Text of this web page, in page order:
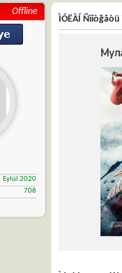
Offline
Eylül 2020
708
ÌÓËÀÍ